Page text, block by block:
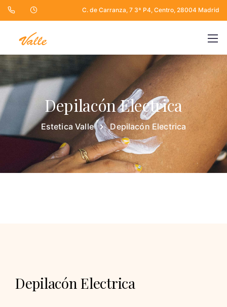
C. de Carranza, 7 3ª P4, Centro, 28004 Madrid
Depilacón Electrica
Estetica Valle Depilacón Electrica
Depilacón Electrica